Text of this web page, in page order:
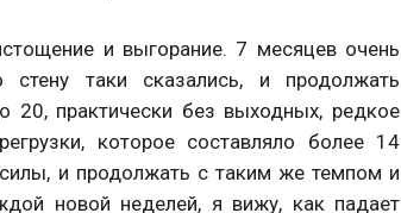
и выгорание. 7 месяцев очень
таки сказались, и продолжать
20, практически без выходных, редкое
которое составляло более 14
и продолжать с таким же темпом и
новой неделей, я вижу, как падает